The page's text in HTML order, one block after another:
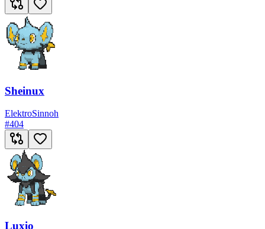
Sheinux
ElektroSinnoh
#404
Luxio